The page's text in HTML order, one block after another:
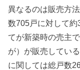
異なるのは販売方
数705戸に対して
てが新築時の売主
が）が販売してい
に関しては総戸数